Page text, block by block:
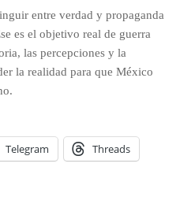
entre verdad y propaganda
es el objetivo real de guerra
las percepciones y la
la realidad para que México
Telegram Threads